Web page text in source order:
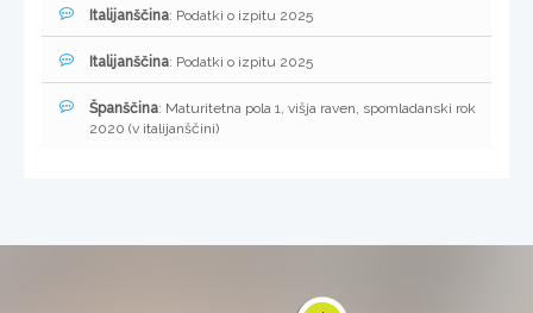
Italijanščina: Podatki o izpitu 2025
Italijanščina: Podatki o izpitu 2025
Španščina: Maturitetna pola 1, višja raven, spomladanski rok
2020 (v italijanščini)